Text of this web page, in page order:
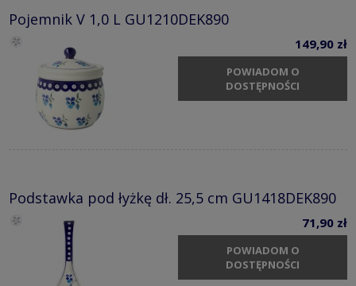
Pojemnik V 1,0 L GU1210DEK890
149,90 zł
POWIADOM O
DOSTĘPNOŚCI
Podstawka pod łyżkę dł. 25,5 cm GU1418DEK890
71,90 zł
POWIADOM O
DOSTĘPNOŚCI